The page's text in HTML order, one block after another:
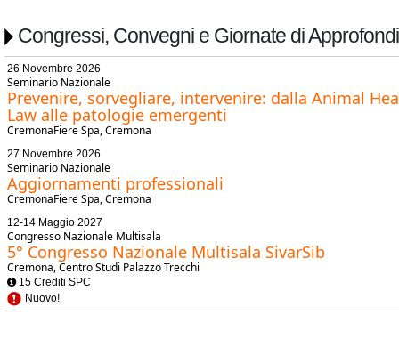
Congressi, Convegni e Giornate di
26 Novembre 2026
Seminario Nazionale
Prevenire, sorvegliare, intervenire: dalla Animal
Law alle patologie emergenti
CremonaFiere Spa, Cremona
27 Novembre 2026
Seminario Nazionale
Aggiornamenti professionali
CremonaFiere Spa, Cremona
12-14 Maggio 2027
Congresso Nazionale Multisala
5° Congresso Nazionale Multisala SivarSib
Cremona, Centro Studi Palazzo Trecchi
15 Crediti SPC
Nuovo!